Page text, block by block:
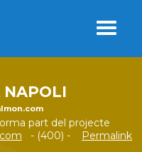
NAPOLI
part del projecte
- (400) - Permalink